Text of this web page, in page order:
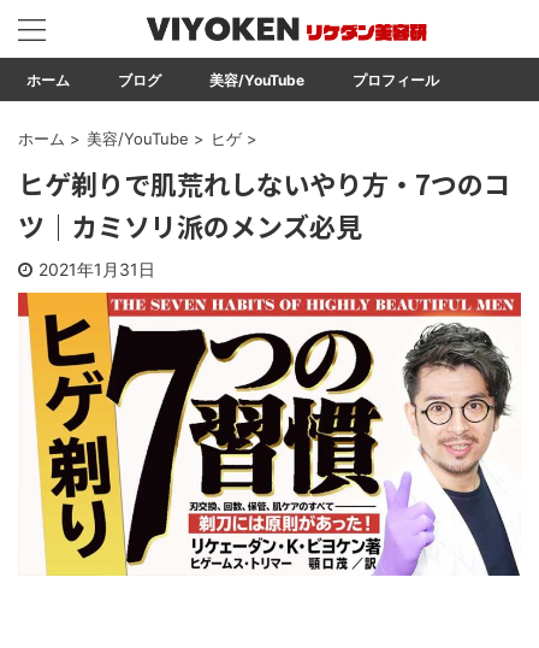
ホーム ブログ 美容/YouTube プロフィール
ホーム > 美容/YouTube > ヒゲ >
ヒゲ剃りで肌荒れしないやり方・7つのコ
ツ｜カミソリ派のメンズ必見
2021年1月31日